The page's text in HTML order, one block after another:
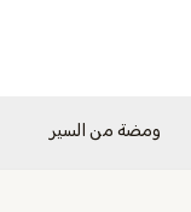
ومضة من السير